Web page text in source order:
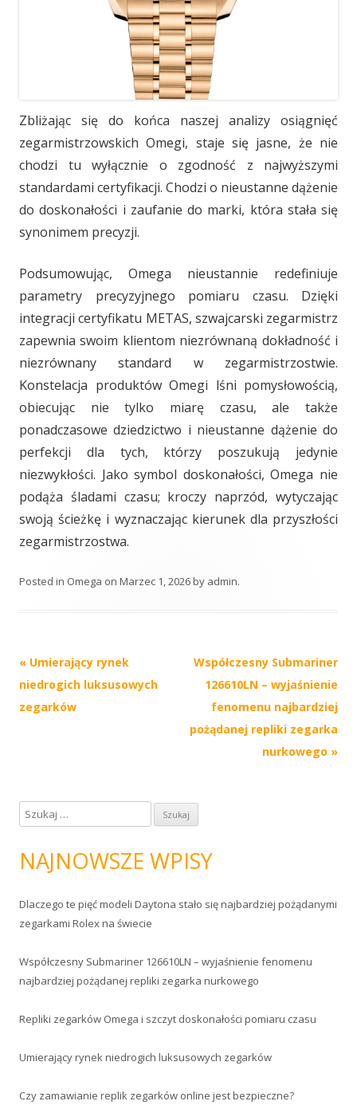
Zbliżając się do końca naszej analizy osiągnięć
zegarmistrzowskich Omegi, staje się jasne, że nie
chodzi tu wyłącznie o zgodność z najwyższymi
standardami certyfikacji. Chodzi o nieustanne dążenie
do doskonałości i zaufanie do marki, która stała się
synonimem precyzji.
Podsumowując, Omega nieustannie redefiniuje
parametry precyzyjnego pomiaru czasu. Dzięki
integracji certyfikatu METAS, szwajcarski zegarmistrz
zapewnia swoim klientom niezrównaną dokładność i
niezrównany standard w zegarmistrzostwie.
Konstelacja produktów Omegi lśni pomysłowością,
obiecując nie tylko miarę czasu, ale także
ponadczasowe dziedzictwo i nieustanne dążenie do
perfekcji dla tych, którzy poszukują jedynie
niezwykłości. Jako symbol doskonałości, Omega nie
podąża śladami czasu; kroczy naprzód, wytyczając
swoją ścieżkę i wyznaczając kierunek dla przyszłości
zegarmistrzostwa.
Posted in Omega on Marzec 1, 2026by admin.
Post
navigation
« Umierający rynek
niedrogich luksusowych
zegarków
Współczesny Submariner
126610LN – wyjaśnienie
fenomenu najbardziej
pożądanej repliki zegarka
nurkowego »
z
k
j
:
NAJNOWSZE WPISY
Dlaczego te pięć modeli Daytona stało się najbardziej pożądanymi
zegarkami Rolex na świecie
Współczesny Submariner 126610LN – wyjaśnienie fenomenu
najbardziej pożądanej repliki zegarka nurkowego
Repliki zegarków Omega i szczyt doskonałości pomiaru czasu
Umierający rynek niedrogich luksusowych zegarków
Czy zamawianie replik zegarków online jest bezpieczne?